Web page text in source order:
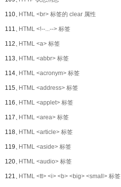
110、HTML <br> 标签的 clear 属性
111、HTML <!--...--> 标签
112、HTML <a> 标签
113、HTML <abbr> 标签
114、HTML <acronym> 标签
115、HTML <address> 标签
116、HTML <applet> 标签
117、HTML <area> 标签
118、HTML <article> 标签
119、HTML <aside> 标签
120、HTML <audio> 标签
121、HTML <tt> <i> <b> <big> <small> 标签